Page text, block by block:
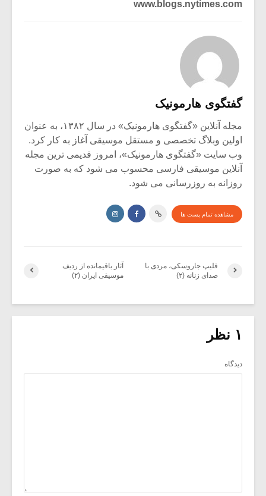
www.blogs.nytimes.com
گفتگوی هارمونیک
مجله آنلاین «گفتگوی هارمونیک» در سال ۱۳۸۲، به عنوان
اولین وبلاگ تخصصی و مستقل موسیقی آغاز به کار کرد.
وب سایت «گفتگوی هارمونیک»، امروز قدیمی ترین مجله
آنلاین موسیقی فارسی محسوب می شود که به صورت
روزانه به روزرسانی می شود.
مشاهده تمام پست ها
آثار باقیمانده از ردیف
موسیقی ایران (۲)
فلیپ جاروسکی، مردی با
صدای زنانه (۲)
۱ نظر
دیدگاه